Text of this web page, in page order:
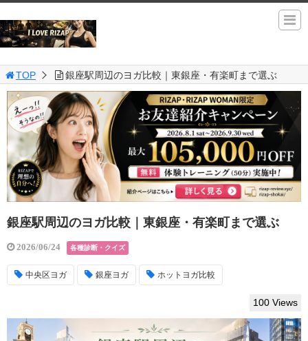
TOP 銀座駅周辺のヨガ比較｜東銀座・有楽町まで選ぶ
銀座駅周辺のヨガ比較｜東銀座・有楽町まで選ぶ
2026/06/24 各種診断・クイズ
中央区ヨガ 銀座ヨガ ホットヨガ比較
100 Views